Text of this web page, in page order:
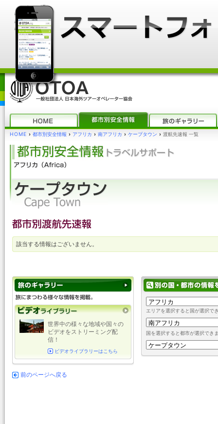
HOME › 都市別安全情報 › アフリカ › 南アフリカ › ケープタウン › 渡航先速報 一覧
該当する情報はございません。
エリアを選択すると国が選択で
国を選択すると都市が選択でき
世界中の様々な地域や国々の
ビデオをストリーミング配
信！
ビデオライブラリーはこちら
前のページへ戻る